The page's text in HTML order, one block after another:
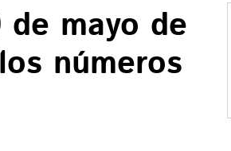
de mayo de
números